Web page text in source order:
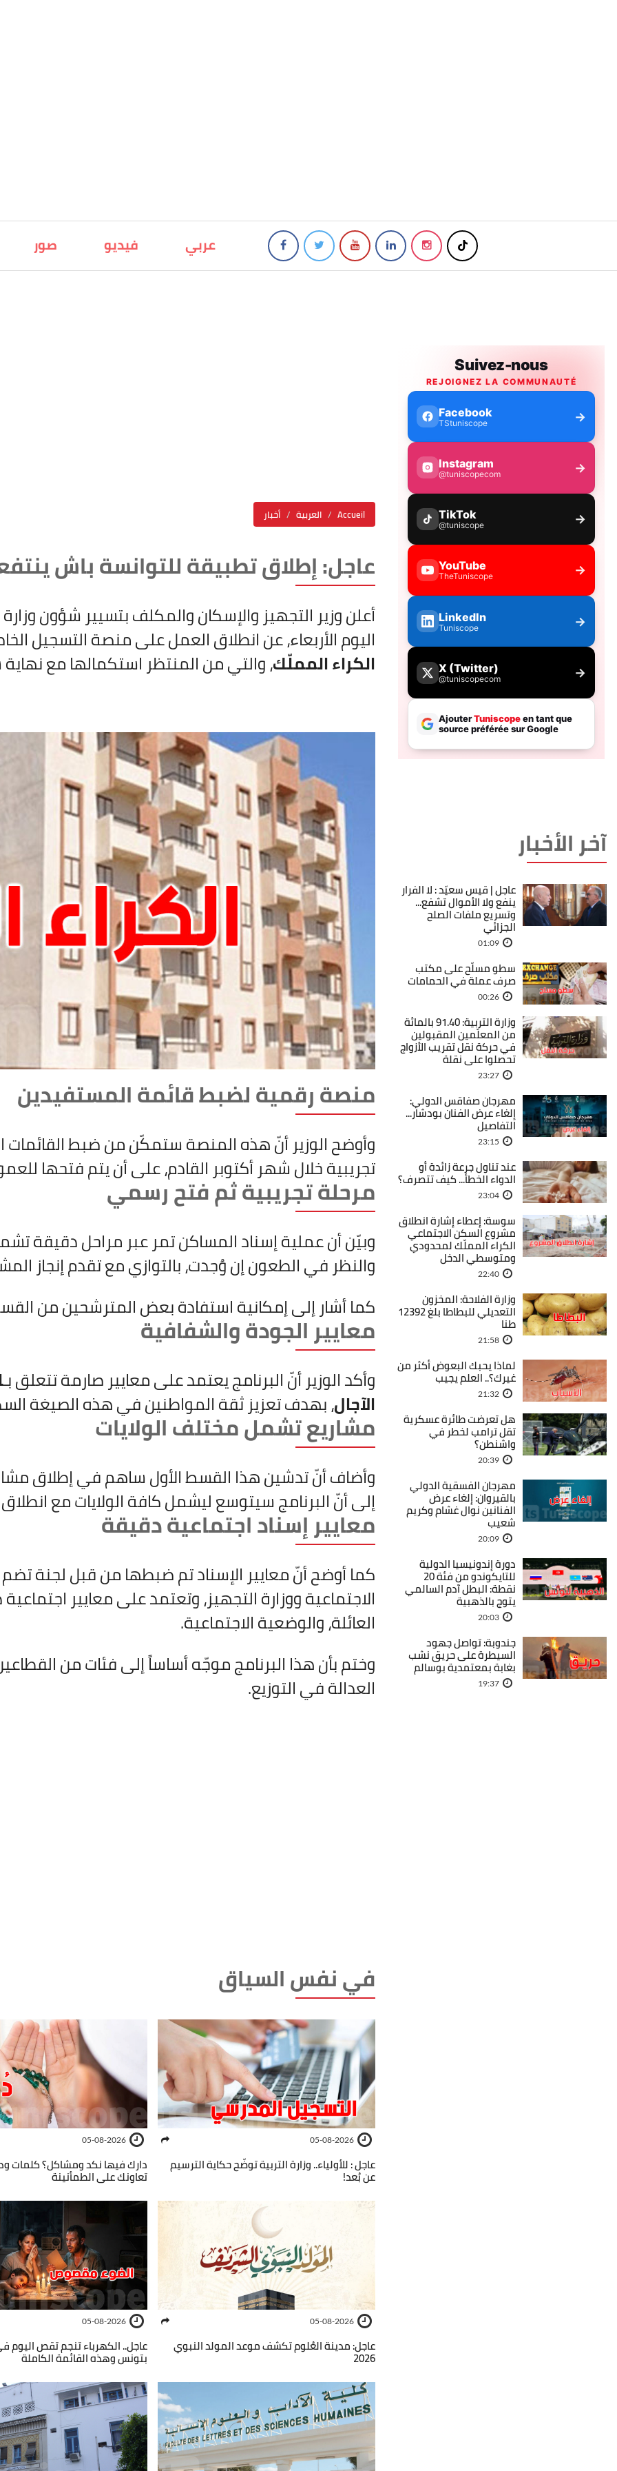
صور فيديو عربي
أخبار العربية Accueil
عاجل: إطلاق تطبيقة للتوانسة باش
أعلن وزير التجهيز والإسكان والمكلف بتسيير شؤون
اليوم الأربعاء، عن انطلاق العمل على منصة التسجيل
الكراء المملّك، والتي من المنتظر استكمالها مع نهاية سنة
منصة رقمية لضبط قائمة المستفيدين
وأوضح الوزير أنّ هذه المنصة ستمكّن من ضبط القائمات
تجريبية خلال شهر أكتوبر القادم، على أن يتم فتحها للعموم
مرحلة تجريبية ثم فتح رسمي
وبيّن أن عملية إسناد المساكن تمر عبر مراحل دقيقة
والنظر في الطعون إن وُجدت، بالتوازي مع تقدم إنجاز
كما أشار إلى إمكانية استفادة بعض المترشحين من
معايير الجودة والشفافية
وأكد الوزير أنّ البرنامج يعتمد على معايير صارمة تتعلق بـ
الآجال، بهدف تعزيز ثقة المواطنين في هذه الصيغة
مشاريع تشمل مختلف الولايات
وأضاف أنّ تدشين هذا القسط الأول ساهم في إطلاق
إلى أنّ البرنامج سيتوسع ليشمل كافة الولايات مع
معايير إسناد اجتماعية دقيقة
كما أوضح أنّ معايير الإسناد تم ضبطها من قبل لجنة تضم
الاجتماعية ووزارة التجهيز، وتعتمد على معايير
العائلة، والوضعية الاجتماعية.
وختم بأن هذا البرنامج موجّه أساساً إلى فئات من
العدالة في التوزيع.
في نفس السياق
05-08-2026
عاجل : للأولياء.. وزارة التربية توضّح حكاية الترسيم
عن بُعد!
05-08-2026
دارك فيها نكد ومشاكل؟ كلمات
تعاونك على الطمأنينة
05-08-2026
عاجل: مدينة العُلوم تكشف موعد المولد النبوي
2026
05-08-2026
عاجل.. الكهرباء تنجم تقص اليوم
بتونس وهذه القائمة الكاملة
آخر الأخبار
عاجل | قيس سعيّد : لا الفرار
ينفع ولا الأموال تشفع...
وتسريع ملفات الصلح
الجزائي
01:09
سطو مسلّح على مكتب
صرف عملة في الحمامات
00:26
وزارة التربية: 91.40 بالمائة
من المعلّمين المقبولين
في حركة نقل تقريب الأزواج
تحصلوا على نقلة
23:27
مهرجان صفاقس الدولي:
إلغاء عرض الفنان بودشار...
التفاصيل
23:15
عند تناول جرعة زائدة أو
الدواء الخطأ... كيف تتصرف؟
23:04
سوسة: إعطاء إشارة انطلاق
مشروع السكن الاجتماعي
الكراء المملّك لمحدودي
ومتوسطي الدخل
22:40
وزارة الفلاحة: المخزون
التعديلي للبطاطا بلغ 12392
طنا
21:58
لماذا يحبك البعوض أكثر من
غيرك؟.. العلم يجيب
21:32
هل تعرضت طائرة عسكرية
تقل ترامب لخطر في
واشنطن؟
20:39
مهرجان الفسقية الدولي
بالقيروان: إلغاء عرض
الفنانين نوال غشام وكريم
شعيب
20:09
دورة إندونيسيا الدولية
للتايكوندو من فئة 20
نقطة: البطل آدم السالمي
يتوج بالذهبية
20:03
جندوبة: تواصل جهود
السيطرة على حريق نشب
بغابة بمعتمدية بوسالم
19:37